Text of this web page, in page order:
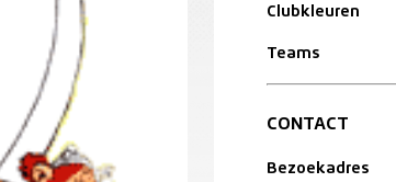
Clubkleuren
Teams
CONTACT
Bezoekadres